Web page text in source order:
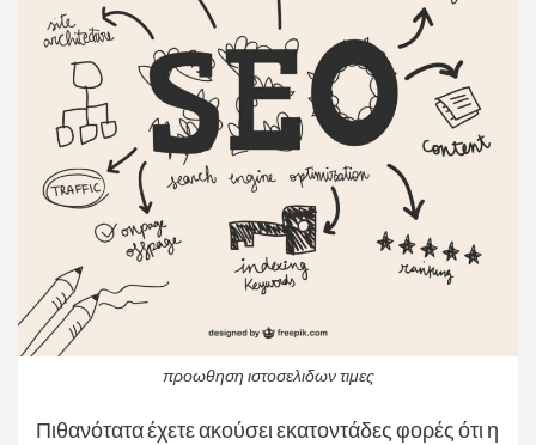
προωθηση ιστοσελιδων τιμες
Πιθανότατα έχετε ακούσει εκατοντάδες φορές ότι η